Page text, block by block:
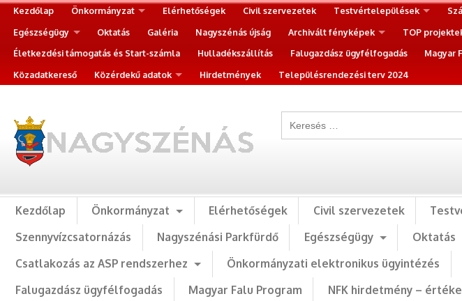
Kezdőlap Önkormányzat Elérhetőségek Civil szervezetek Testvértelepülések
Egészségügy
Oktatás Galéria Nagyszénás újság Archivált fényképek TOP
Életkezdési támogatás és Start-számla
Hulladékszállítás Falugazdász ügyfélfogadás Magyar
Közadatkereső
Közérdekű adatok Hirdetmények Településrendezési terv 2024
Kezdőlap Önkormányzat Elérhetőségek Civil szervezetek
Szennyvízcsatornázás
Nagyszénási Parkfürdő Egészségügy Oktatás
Csatlakozás az ASP rendszerhez
Önkormányzati elektronikus ügyintézés
Falugazdász ügyfélfogadás
Magyar Falu Program NFK hirdetmény –